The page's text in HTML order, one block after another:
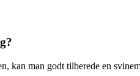
kan man godt tilberede en